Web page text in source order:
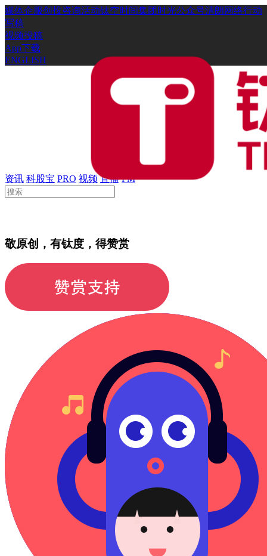
媒体企服创投咨询活动钛空时间集团时光公众号清朗网络行动
写稿
视频投稿
App下载
ENGLISH
资讯 科股宝 PRO 视频 直播 FM
敬原创，有钛度，得赞赏